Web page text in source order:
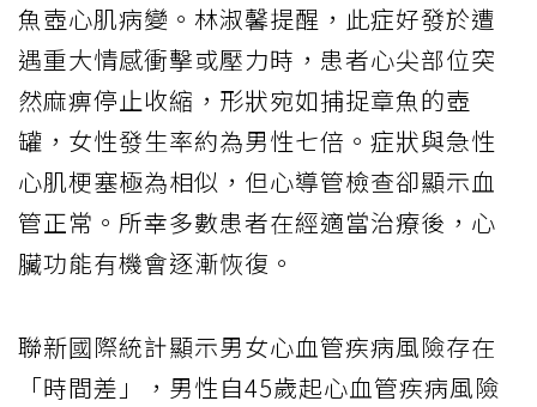
魚壺心肌病變。林淑馨提醒，此症好發於遭
遇重大情感衝擊或壓力時，患者心尖部位突
然麻痹停止收縮，形狀宛如捕捉章魚的壺
罐，女性發生率約為男性七倍。症狀與急性
心肌梗塞極為相似，但心導管檢查卻顯示血
管正常。所幸多數患者在經適當治療後，心
臟功能有機會逐漸恢復。
聯新國際統計顯示男女心血管疾病風險存在
「時間差」，男性自45歲起心血管疾病風險